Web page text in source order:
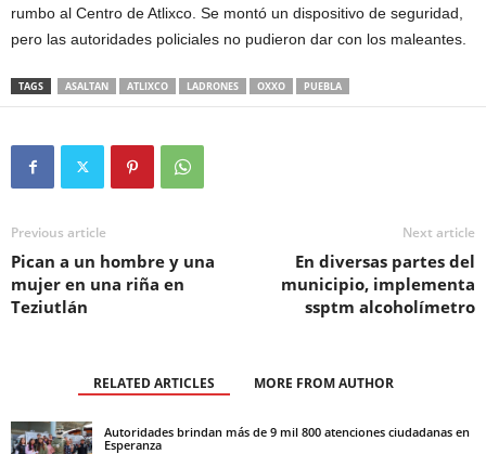
rumbo al Centro de Atlixco. Se montó un dispositivo de seguridad,
pero las autoridades policiales no pudieron dar con los maleantes.
TAGS ASALTAN ATLIXCO LADRONES OXXO PUEBLA
Previous article
Pican a un hombre y una
mujer en una riña en
Teziutlán
Next article
En diversas partes del
municipio, implementa
ssptm alcoholímetro
RELATED ARTICLES MORE FROM AUTHOR
Autoridades brindan más de 9 mil 800 atenciones ciudadanas en
Esperanza